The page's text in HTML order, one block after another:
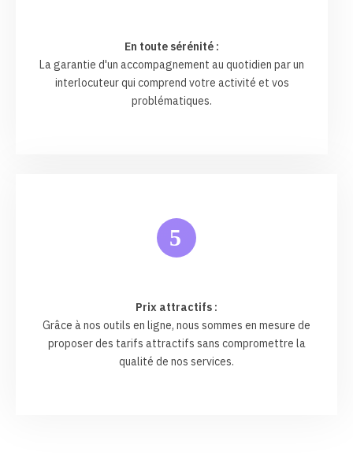
En toute sérénité :
La garantie d'un accompagnement au quotidien par un
interlocuteur qui comprend votre activité et vos
problématiques.
5
Prix attractifs :
Grâce à nos outils en ligne, nous sommes en mesure de
proposer des tarifs attractifs sans compromettre la
qualité de nos services.